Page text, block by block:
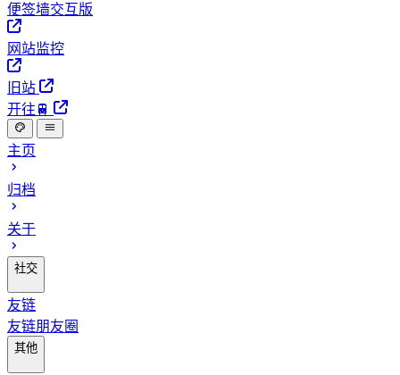
便签墙交互版
网站监控
旧站
开往🚆
主页
归档
关于
社交
友链
友链朋友圈
其他